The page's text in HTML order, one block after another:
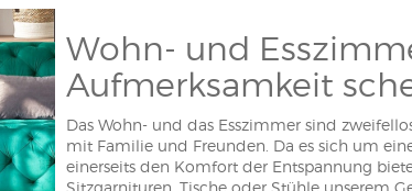
Wohn- und
Aufmerksamkeit
Das Wohn- und das Esszimmer sind
mit Familie und Freunden. Da es sich um
einerseits den Komfort der Entspannung
Sitzgarnituren, Tische oder Stühle unserem